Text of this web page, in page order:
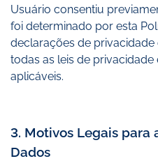
Usuário consentiu
foi determinado por esta
declarações de privacidade
todas as leis de
aplicáveis.
3. Motivos Legais para
Dados